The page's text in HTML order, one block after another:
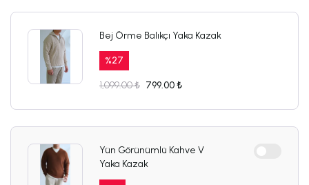
Bej Örme Balıkçı Yaka Kazak
%27
1,099.00 ₺ 799.00 ₺
Yün Görünümlü Kahve V
Yaka Kazak